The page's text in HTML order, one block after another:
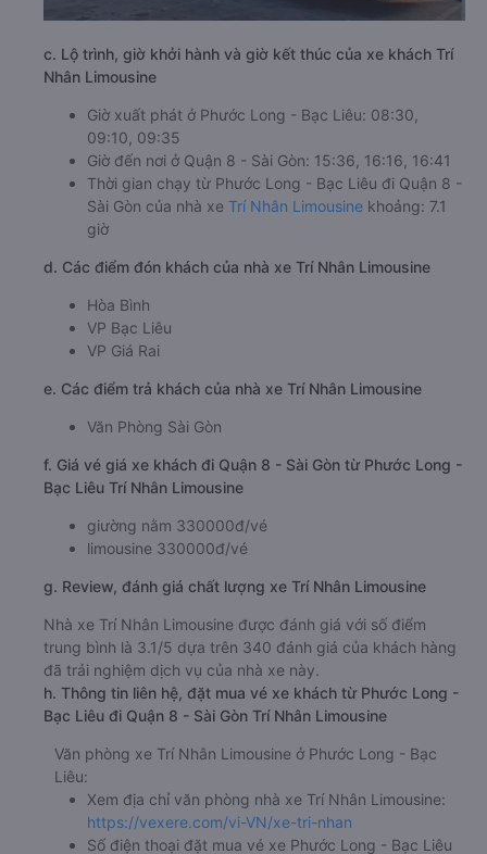
c. Lộ trình, giờ khởi hành và giờ kết thúc của xe khách Trí
Nhân Limousine
Giờ xuất phát ở Phước Long - Bạc Liêu: 08:30,
09:10, 09:35
Giờ đến nơi ở Quận 8 - Sài Gòn: 15:36, 16:16, 16:41
Thời gian chạy từ Phước Long - Bạc Liêu đi Quận 8 -
Sài Gòn của nhà xe Trí Nhân Limousine khoảng: 7.1
giờ
d. Các điểm đón khách của nhà xe Trí Nhân Limousine
Hòa Bình
VP Bạc Liêu
VP Giá Rai
e. Các điểm trả khách của nhà xe Trí Nhân Limousine
Văn Phòng Sài Gòn
f. Giá vé giá xe khách đi Quận 8 - Sài Gòn từ Phước Long -
Bạc Liêu Trí Nhân Limousine
giường nằm 330000đ/vé
limousine 330000đ/vé
g. Review, đánh giá chất lượng xe Trí Nhân Limousine
Nhà xe Trí Nhân Limousine được đánh giá với số điểm
trung bình là 3.1/5 dựa trên 340 đánh giá của khách hàng
đã trải nghiệm dịch vụ của nhà xe này.
h. Thông tin liên hệ, đặt mua vé xe khách từ Phước Long -
Bạc Liêu đi Quận 8 - Sài Gòn Trí Nhân Limousine
Văn phòng xe Trí Nhân Limousine ở Phước Long - Bạc
Liêu:
Xem địa chỉ văn phòng nhà xe Trí Nhân Limousine:
https://vexere.com/vi-VN/xe-tri-nhan
Số điện thoại đặt mua vé xe Phước Long - Bạc Liêu